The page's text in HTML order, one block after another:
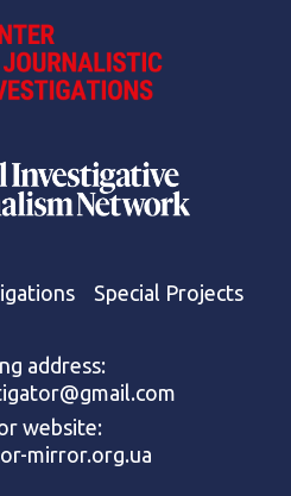
Special Projects
address:
website:
mirror.org.ua